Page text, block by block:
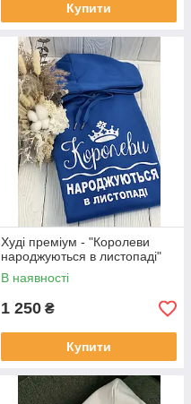
Купити
Худі преміум - "Королеви
народжуються в листопаді"
В наявності
1 250 ₴
Купити